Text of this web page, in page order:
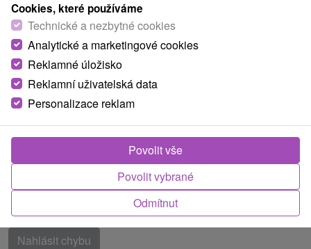
Turistický region
Východné Slovensko, Zamagurie, Spiš, Prešovský kraj,
Spišská Magura, Pieniny
Našli jste chybu nebo nám chcete doporučit novou atrakci
Nahlásit chybu
Cookies, které používáme
Technické a nezbytné cookies
Analytické a marketingové cookies
Reklamné úložisko
Reklamní uživatelská data
Personalizace reklam
Odmítnut
Povolit vybrané
Povolit vše